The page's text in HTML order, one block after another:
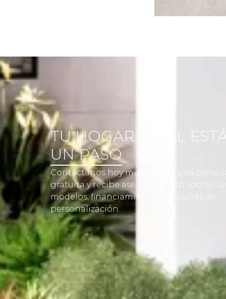
TU HOGAR IDEAL
UN PASO
Contáctanos hoy mismo para una
gratuita y recibe asesoramiento sobre
modelos, financiamiento y opciones de
personalización.